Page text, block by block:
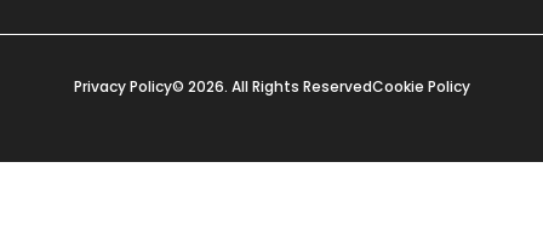
Privacy Policy© 2026. All Rights ReservedCookie Policy